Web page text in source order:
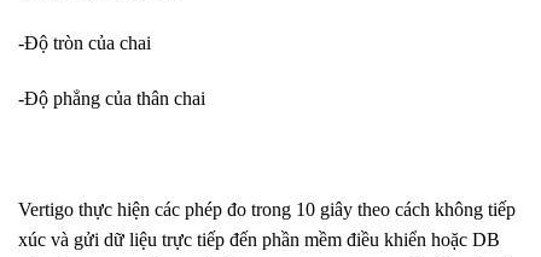
-Độ tròn của chai
-Độ phẳng của thân chai
Vertigo thực hiện các phép đo trong 10 giây theo cách không tiếp
xúc và gửi dữ liệu trực tiếp đến phần mềm điều khiển hoặc DB